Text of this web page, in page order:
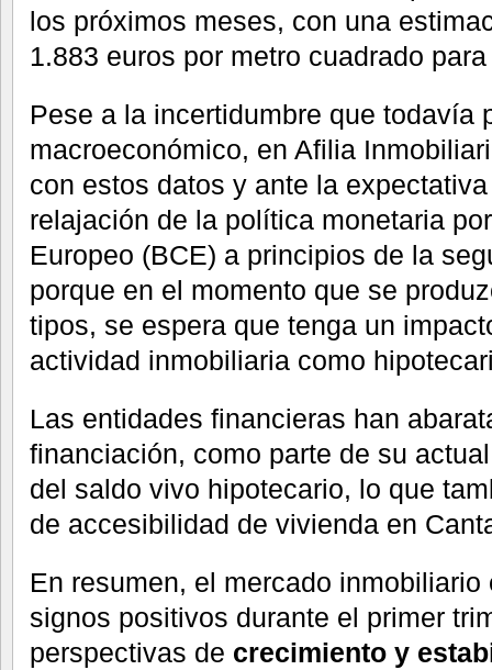
los próximos meses, con una
1.883 euros por metro cuadrado
Pese a la incertidumbre que todavía
macroeconómico, en Afilia
con estos datos y ante la
relajación de la política monetaria
Europeo (BCE) a principios de la
porque en el momento que se
tipos, se espera que tenga un
actividad inmobiliaria como
Las entidades financieras han
financiación, como parte de su
del saldo vivo hipotecario, lo que
de accesibilidad de vivienda en
En resumen, el mercado
signos positivos durante el primer
perspectivas de crecimiento y